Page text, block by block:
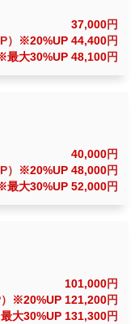
37,000円
※20%UP 44,400円
最大30%UP 48,100円
40,000円
※20%UP 48,000円
最大30%UP 52,000円
101,000円
※20%UP 121,200円
大30%UP 131,300円